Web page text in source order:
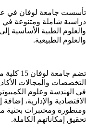
دراسية شاملة ومتنوعة في
والعلوم الطبية الأساسية
والعلوم الطبيعية.
تضم
التخصصات والمجالات
في الهندسة وعلوم
الاقتصادية والإدارية،
ومتطورة ومختبرات بحثية
تحقيق إمكاناتهم الكاملة.